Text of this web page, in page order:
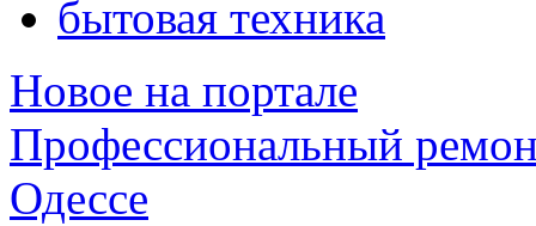
бытовая техника
Новое на портале
Профессиональный
Одессе